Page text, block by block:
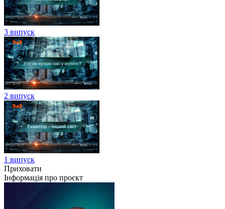
3 випуск
2 випуск
1 випуск
Приховати
Інформація про проєкт